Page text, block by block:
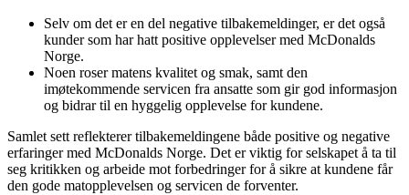
Selv om det er en del negative tilbakemeldinger, er det også
kunder som har hatt positive opplevelser med McDonalds
Norge.
Noen roser matens kvalitet og smak, samt den
imøtekommende servicen fra ansatte som gir god informasjon
og bidrar til en hyggelig opplevelse for kundene.
Samlet sett reflekterer tilbakemeldingene både positive og negative
erfaringer med McDonalds Norge. Det er viktig for selskapet å ta til
seg kritikken og arbeide mot forbedringer for å sikre at kundene får
den gode matopplevelsen og servicen de forventer.